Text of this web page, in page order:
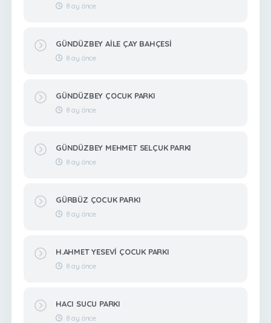
8 ay önce
GÜNDÜZBEY AİLE ÇAY BAHÇESİ
8 ay önce
GÜNDÜZBEY ÇOCUK PARKI
8 ay önce
GÜNDÜZBEY MEHMET SELÇUK PARKI
8 ay önce
GÜRBÜZ ÇOCUK PARKI
8 ay önce
H.AHMET YESEVİ ÇOCUK PARKI
8 ay önce
HACI SUCU PARKI
8 ay önce